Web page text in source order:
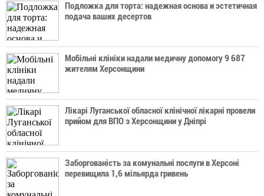
Подложка для торта: надежная основа и эстетичная
подача ваших десертов
Мобільні клініки надали медичну допомогу 9 687
жителям Херсонщини
Лікарі Луганської обласної клінічної лікарні провели
прийом для ВПО з Херсонщини у Дніпрі
Заборгованість за комунальні послуги в Херсоні
перевищила 1,6 мільярда гривень